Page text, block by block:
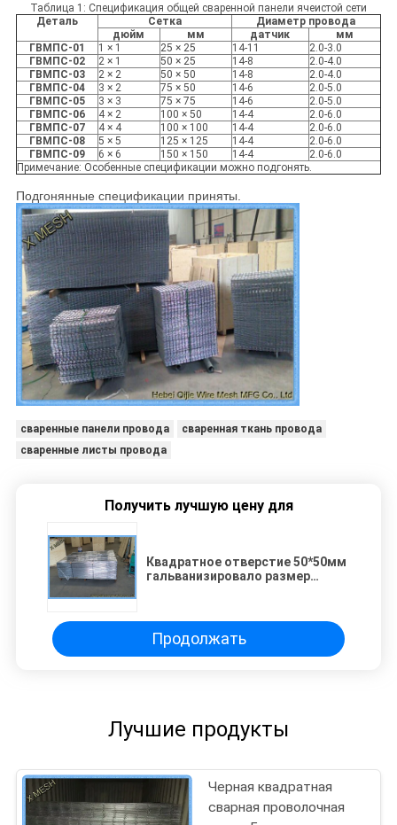
Таблица 1: Спецификация общей сваренной панели ячеистой сети
Деталь
Сетка
Диаметр провода
дюйм
мм датчик
мм
ГВМПС-01
1 × 1 25 × 25 14-11
2.0-3.0
ГВМПС-02
2 × 1 50 × 25 14-8
2.0-4.0
ГВМПС-03
2 × 2 50 × 50 14-8
2.0-4.0
ГВМПС-04
3 × 2 75 × 50 14-6
2.0-5.0
ГВМПС-05
3 × 3 75 × 75 14-6
2.0-5.0
ГВМПС-06
4 × 2 100 × 50 14-4
2.0-6.0
ГВМПС-07
4 × 4 100 × 100 14-4
2.0-6.0
ГВМПС-08
5 × 5 125 × 125 14-4
2.0-6.0
ГВМПС-09
6 × 6 150 × 150 14-4
2.0-6.0
Примечание: Особенные спецификации можно подгонять.
Подгонянные спецификации приняты.
сваренные панели провода
сваренная ткань провода
сваренные листы провода
Получить лучшую цену для
Квадратное отверстие 50*50мм
гальванизировало размер
Продолжать
Лучшие продукты
Черная квадратная
сварная проволочная